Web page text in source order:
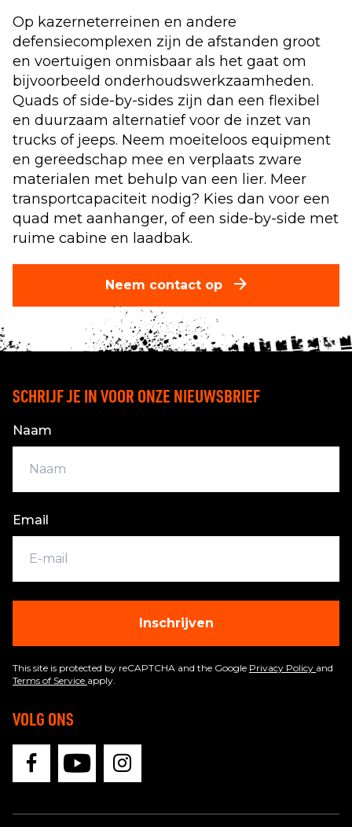
Op kazerneterreinen en andere
defensiecomplexen zijn de afstanden groot
en voertuigen onmisbaar als het gaat om
bijvoorbeeld onderhoudswerkzaamheden.
Quads of side-by-sides zijn dan een flexibel
en duurzaam alternatief voor de inzet van
trucks of jeeps. Neem moeiteloos equipment
en gereedschap mee en verplaats zware
materialen met behulp van een lier. Meer
transportcapaciteit nodig? Kies dan voor een
quad met aanhanger, of een side-by-side met
ruime cabine en laadbak.
Neem contact op
SCHRIJF JE IN VOOR ONZE NIEUWSBRIEF
Naam
Email
Inschrijven
This site is protected by reCAPTCHA and the Google Privacy Policy and
Terms of Service apply.
VOLG ONS